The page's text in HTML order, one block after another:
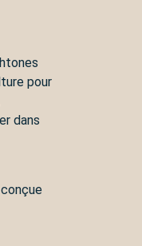
pour
dans